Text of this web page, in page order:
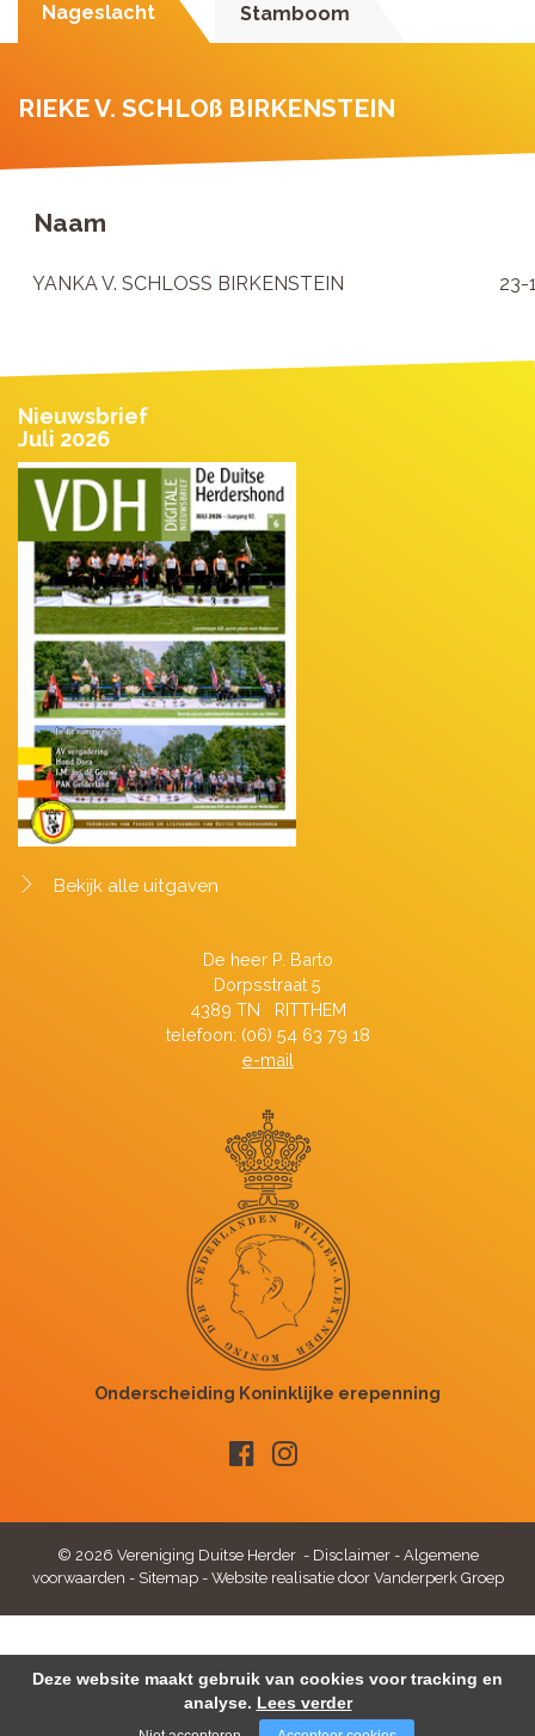
Nageslacht Stamboom
RIEKE V. SCHLOß BIRKENSTEIN
Naam
YANKA V. SCHLOSS BIRKENSTEIN 23-
Nieuwsbrief
Juli 2026
Bekijk alle uitgaven
De heer P. Barto
Dorpsstraat 5
4389 TN RITTHEM
telefoon: (06) 54 63 79 18
e-mail
© 2026 Vereniging Duitse Herder - Disclaimer- Algemene
voorwaarden - Sitemap- Website realisatie door Vanderperk Groep
Deze website maakt gebruik van cookies voor tracking en
analyse. Lees verder